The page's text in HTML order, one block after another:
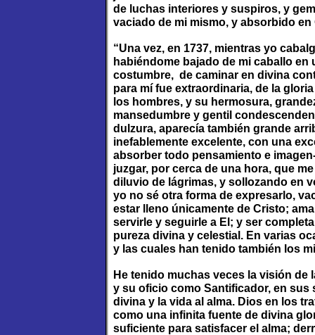
de luchas interiores y suspiros, y
vaciado de mi mismo, y absorbido en
“Una vez, en 1737, mientras yo
habiéndome bajado de mi caballo
costumbre, de caminar en divina
para mí fue extraordinaria, de la
los hombres, y su hermosura,
mansedumbre y gentil
dulzura, aparecía también grande
inefablemente excelente, con una
absorber todo pensamiento e
juzgar, por cerca de una hora, que
diluvio de lágrimas, y sollozando en
yo no sé otra forma de expresarlo,
estar lleno únicamente de Cristo;
servirle y seguirle a El; y ser
pureza divina y celestial. En varias
y las cuales han tenido también los
He tenido muchas veces la visión de
y su oficio como Santificador, en
divina y la vida al alma. Dios en los
como una infinita fuente de divina
suficiente para satisfacer el alma;